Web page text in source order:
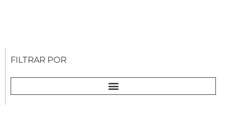
FILTRAR POR